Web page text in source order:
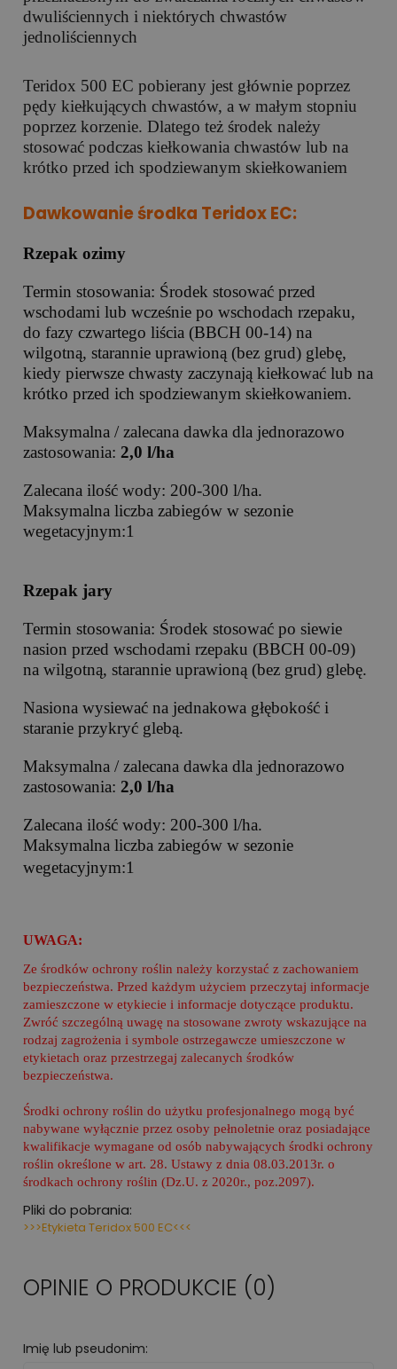
dwuliściennych i niektórych chwastów
jednoliściennych
Teridox 500 EC pobierany jest głównie poprzez
pędy kiełkujących chwastów, a w małym stopniu
poprzez korzenie. Dlatego też środek należy
stosować podczas kiełkowania chwastów lub na
krótko przed ich spodziewanym skiełkowaniem
Dawkowanie środka Teridox EC:
Rzepak ozimy
Termin stosowania: Środek stosować przed
wschodami lub wcześnie po wschodach rzepaku,
do fazy czwartego liścia (BBCH 00-14) na
wilgotną, starannie uprawioną (bez grud) glebę,
kiedy pierwsze chwasty zaczynają kiełkować lub na
krótko przed ich spodziewanym skiełkowaniem.
Maksymalna / zalecana dawka dla jednorazowo
zastosowania: 2,0 l/ha
Zalecana ilość wody: 200-300 l/ha.
Maksymalna liczba zabiegów w sezonie
wegetacyjnym:1
Rzepak jary
Termin stosowania: Środek stosować po siewie
nasion przed wschodami rzepaku (BBCH 00-09)
na wilgotną, starannie uprawioną (bez grud) glebę.
Nasiona wysiewać na jednakowa głębokość i
staranie przykryć glebą.
Maksymalna / zalecana dawka dla jednorazowo
zastosowania: 2,0 l/ha
Zalecana ilość wody: 200-300 l/ha.
Maksymalna liczba zabiegów w sezonie
wegetacyjnym:1
UWAGA:
Ze środków ochrony roślin należy korzystać z zachowaniem
bezpieczeństwa. Przed każdym użyciem przeczytaj informacje
zamieszczone w etykiecie i informacje dotyczące produktu.
Zwróć szczególną uwagę na stosowane zwroty wskazujące na
rodzaj zagrożenia i symbole ostrzegawcze umieszczone w
etykietach oraz przestrzegaj zalecanych środków
bezpieczeństwa.
Środki ochrony roślin do użytku profesjonalnego mogą być
nabywane wyłącznie przez osoby pełnoletnie oraz posiadające
kwalifikacje wymagane od osób nabywających środki ochrony
roślin określone w art. 28. Ustawy z dnia 08.03.2013r. o
środkach ochrony roślin (Dz.U. z 2020r., poz.2097).
Pliki do pobrania:
>>>Etykieta Teridox 500 EC<<<
OPINIE O PRODUKCIE (0)
Imię lub pseudonim: